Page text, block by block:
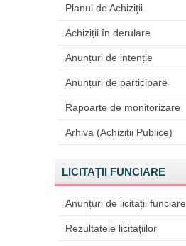
Planul de Achiziții
Achiziții în derulare
Anunțuri de intenție
Anunțuri de participare
Rapoarte de monitorizare
Arhiva (Achiziții Publice)
LICITAȚII FUNCIARE
Anunțuri de licitații funciare
Rezultatele licitațiilor